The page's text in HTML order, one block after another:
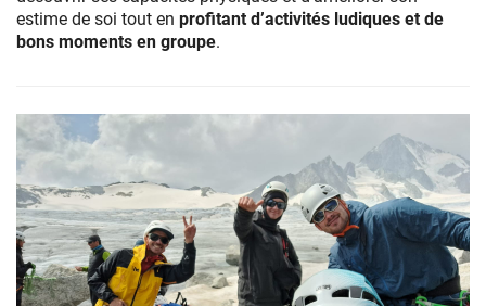
estime de soi tout en profitant d’activités ludiques et de
bons moments en groupe.